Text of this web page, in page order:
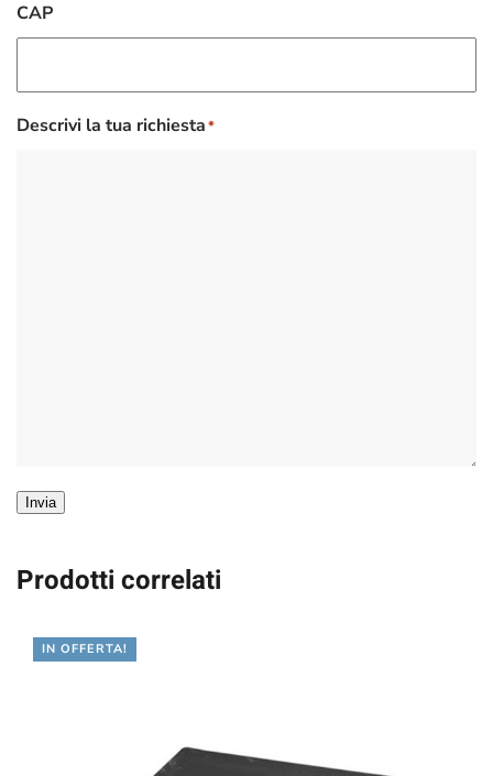
CAP
Descrivi la tua richiesta*
Invia
Prodotti correlati
IN OFFERTA!